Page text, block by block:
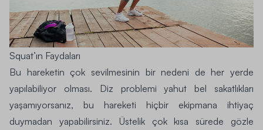
Squat’ın Faydaları
Bu hareketin çok sevilmesinin bir nedeni de her yerde
yapılabiliyor olması. Diz problemi yahut bel sakatlıkları
yaşamıyorsanız, bu hareketi hiçbir ekipmana ihtiyaç
duymadan yapabilirsiniz. Üstelik çok kısa sürede gözle